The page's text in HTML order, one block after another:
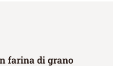
farina di grano